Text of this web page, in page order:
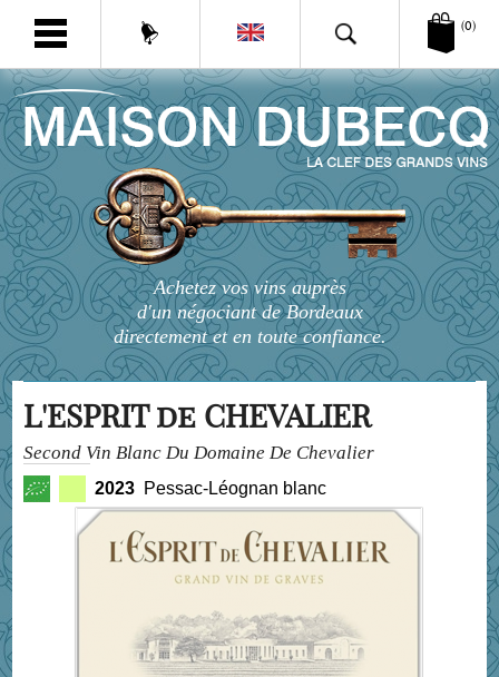
(0)
Achetez vos vins auprès
d'un négociant de Bordeaux
directement et en toute confiance.
L'ESPRIT de CHEVALIER
Second Vin Blanc Du Domaine De Chevalier
2023 Pessac-Léognan blanc